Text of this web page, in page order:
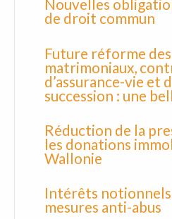
Nouvelles
de droit commun
Future réforme
matrimoniaux,
d’assurance-vie et
succession : une
Réduction de la
les donations
Wallonie
Intérêts notionnels
mesures anti-abus